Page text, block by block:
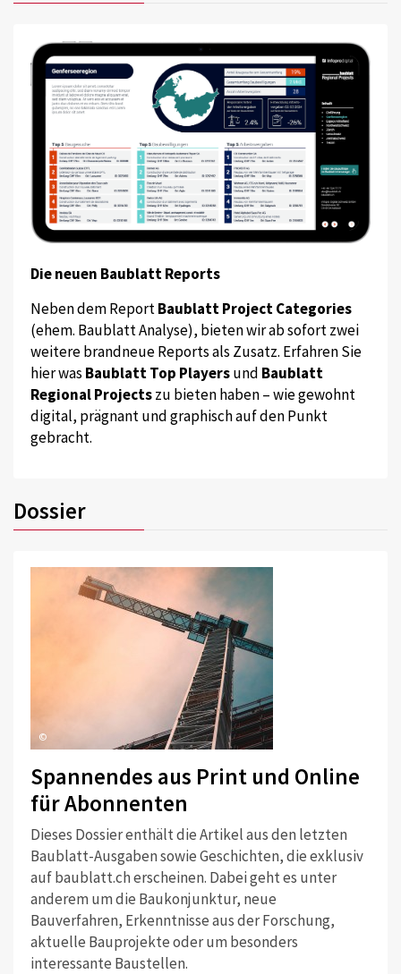
Die neuen Baublatt Reports
Neben dem ReportBaublatt Project Categories
(ehem. Baublatt Analyse), bieten wir ab sofort zwei
weitere brandneue Reports als Zusatz. Erfahren Sie
hier was Baublatt Top Playersund Baublatt
Regional Projectszu bieten haben – wie gewohnt
digital, prägnant und graphisch auf den Punkt
gebracht.
Dossier
©
Spannendes aus Print und Online
für Abonnenten
Dieses Dossier enthält die Artikel aus den letzten
Baublatt-Ausgaben sowie Geschichten, die exklusiv
auf baublatt.ch erscheinen. Dabei geht es unter
anderem um die Baukonjunktur, neue
Bauverfahren, Erkenntnisse aus der Forschung,
aktuelle Bauprojekte oder um besonders
interessante Baustellen.